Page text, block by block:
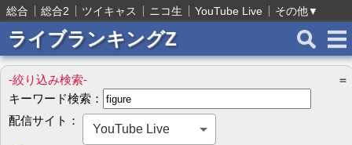
総合 総合2 ツイキャス ニコ生 YouTube Live その他▼
ライブランキングZ
-絞り込み検索-
＝
キーワード検索：
配信サイト：
YouTube Live